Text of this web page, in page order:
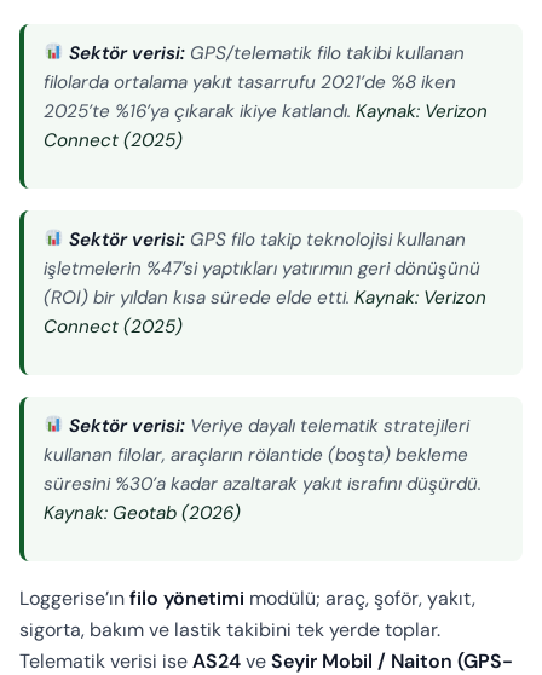
Sektör verisi: GPS/telematik filo takibi kullanan
filolarda ortalama yakıt tasarrufu 2021’de %8 iken
2025’te %16’ya çıkarak ikiye katlandı. Kaynak: Verizon
Connect (2025)
Sektör verisi: GPS filo takip teknolojisi kullanan
işletmelerin %47’si yaptıkları yatırımın geri dönüşünü
(ROI) bir yıldan kısa sürede elde etti. Kaynak: Verizon
Connect (2025)
Sektör verisi: Veriye dayalı telematik stratejileri
kullanan filolar, araçların rölantide (boşta) bekleme
süresini %30’a kadar azaltarak yakıt israfını düşürdü.
Kaynak: Geotab (2026)
Loggerise’ınfilo yönetimi modülü; araç, şoför, yakıt,
sigorta, bakım ve lastik takibini tek yerde toplar.
Telematik verisi iseAS24veSeyir Mobil / Naiton (GPS-